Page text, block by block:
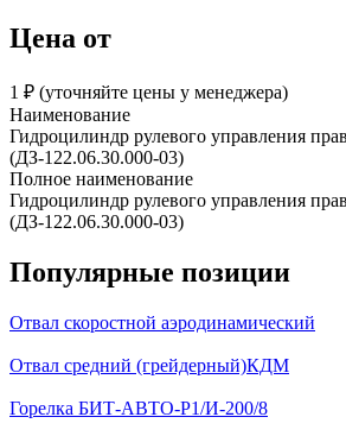
Цена от
1 ₽︁ (уточняйте цены у менеджера)
Наименование
Гидроцилиндр рулевого управления
(ДЗ-122.06.30.000-03)
Полное наименование
Гидроцилиндр рулевого управления
(ДЗ-122.06.30.000-03)
Популярные позиции
Отвал скоростной аэродинамический
Отвал средний (грейдерный)КДМ
Горелка БИТ-АВТО-Р1/И-200/8